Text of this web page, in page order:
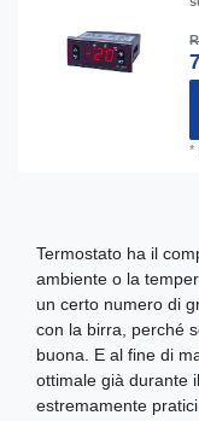
*
Termostato ha il
ambiente o la
un certo numero di
con la birra, perché
buona. E al fine di
ottimale già durante
estremamente